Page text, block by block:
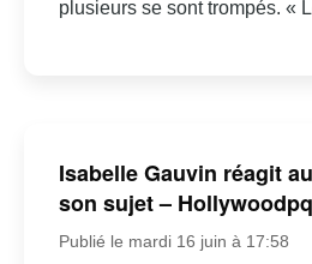
plusieurs se sont trompés. «
Isabelle Gauvin réagit
son sujet –
Publié le mardi 16 juin à 17:58